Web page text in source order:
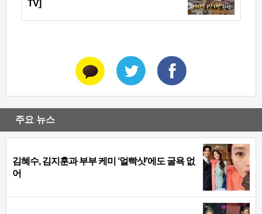
TV]
주요 뉴스
김혜수, 김지훈과 부부 케미 ‘얼빡샷’에도 굴욕 없
어